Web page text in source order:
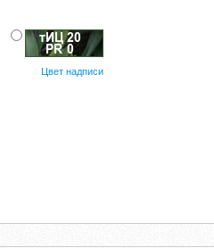
Цвет надписи